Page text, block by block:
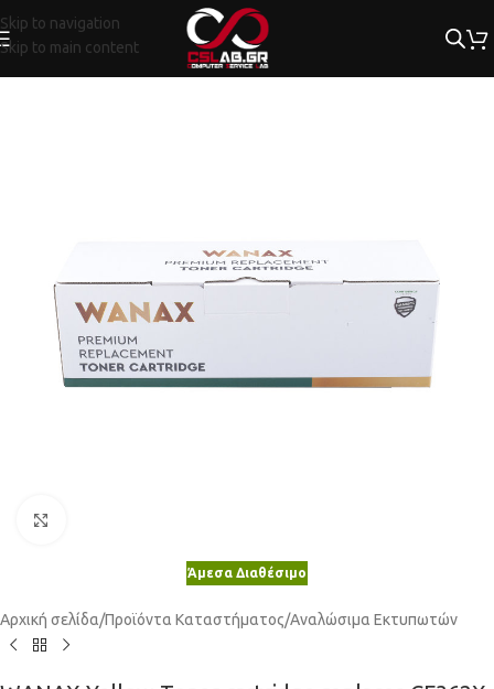
Skip to navigation
Skip to main content
Άμεσα Διαθέσιμο
Αρχική σελίδα/Προϊόντα Καταστήματος/Αναλώσιμα Εκτυπωτών